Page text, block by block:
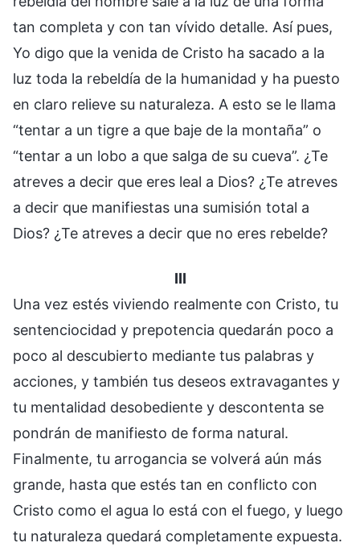
tan completa y con tan vívido detalle. Así pues,
Yo digo que la venida de Cristo ha sacado a la
luz toda la rebeldía de la humanidad y ha puesto
en claro relieve su naturaleza. A esto se le llama
“tentar a un tigre a que baje de la montaña” o
“tentar a un lobo a que salga de su cueva”. ¿Te
atreves a decir que eres leal a Dios? ¿Te atreves
a decir que manifiestas una sumisión total a
Dios? ¿Te atreves a decir que no eres rebelde?
III
Una vez estés viviendo realmente con Cristo, tu
sentenciocidad y prepotencia quedarán poco a
poco al descubierto mediante tus palabras y
acciones, y también tus deseos extravagantes y
tu mentalidad desobediente y descontenta se
pondrán de manifiesto de forma natural.
Finalmente, tu arrogancia se volverá aún más
grande, hasta que estés tan en conflicto con
Cristo como el agua lo está con el fuego, y luego
tu naturaleza quedará completamente expuesta.